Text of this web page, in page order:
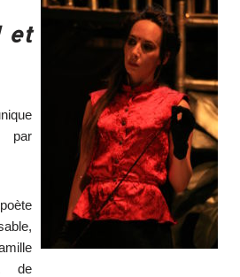
et
par
de